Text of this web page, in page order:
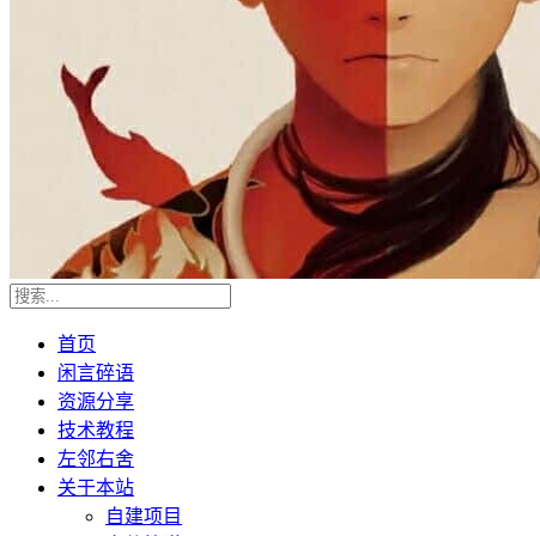
首页
闲言碎语
资源分享
技术教程
左邻右舍
关于本站
自建项目